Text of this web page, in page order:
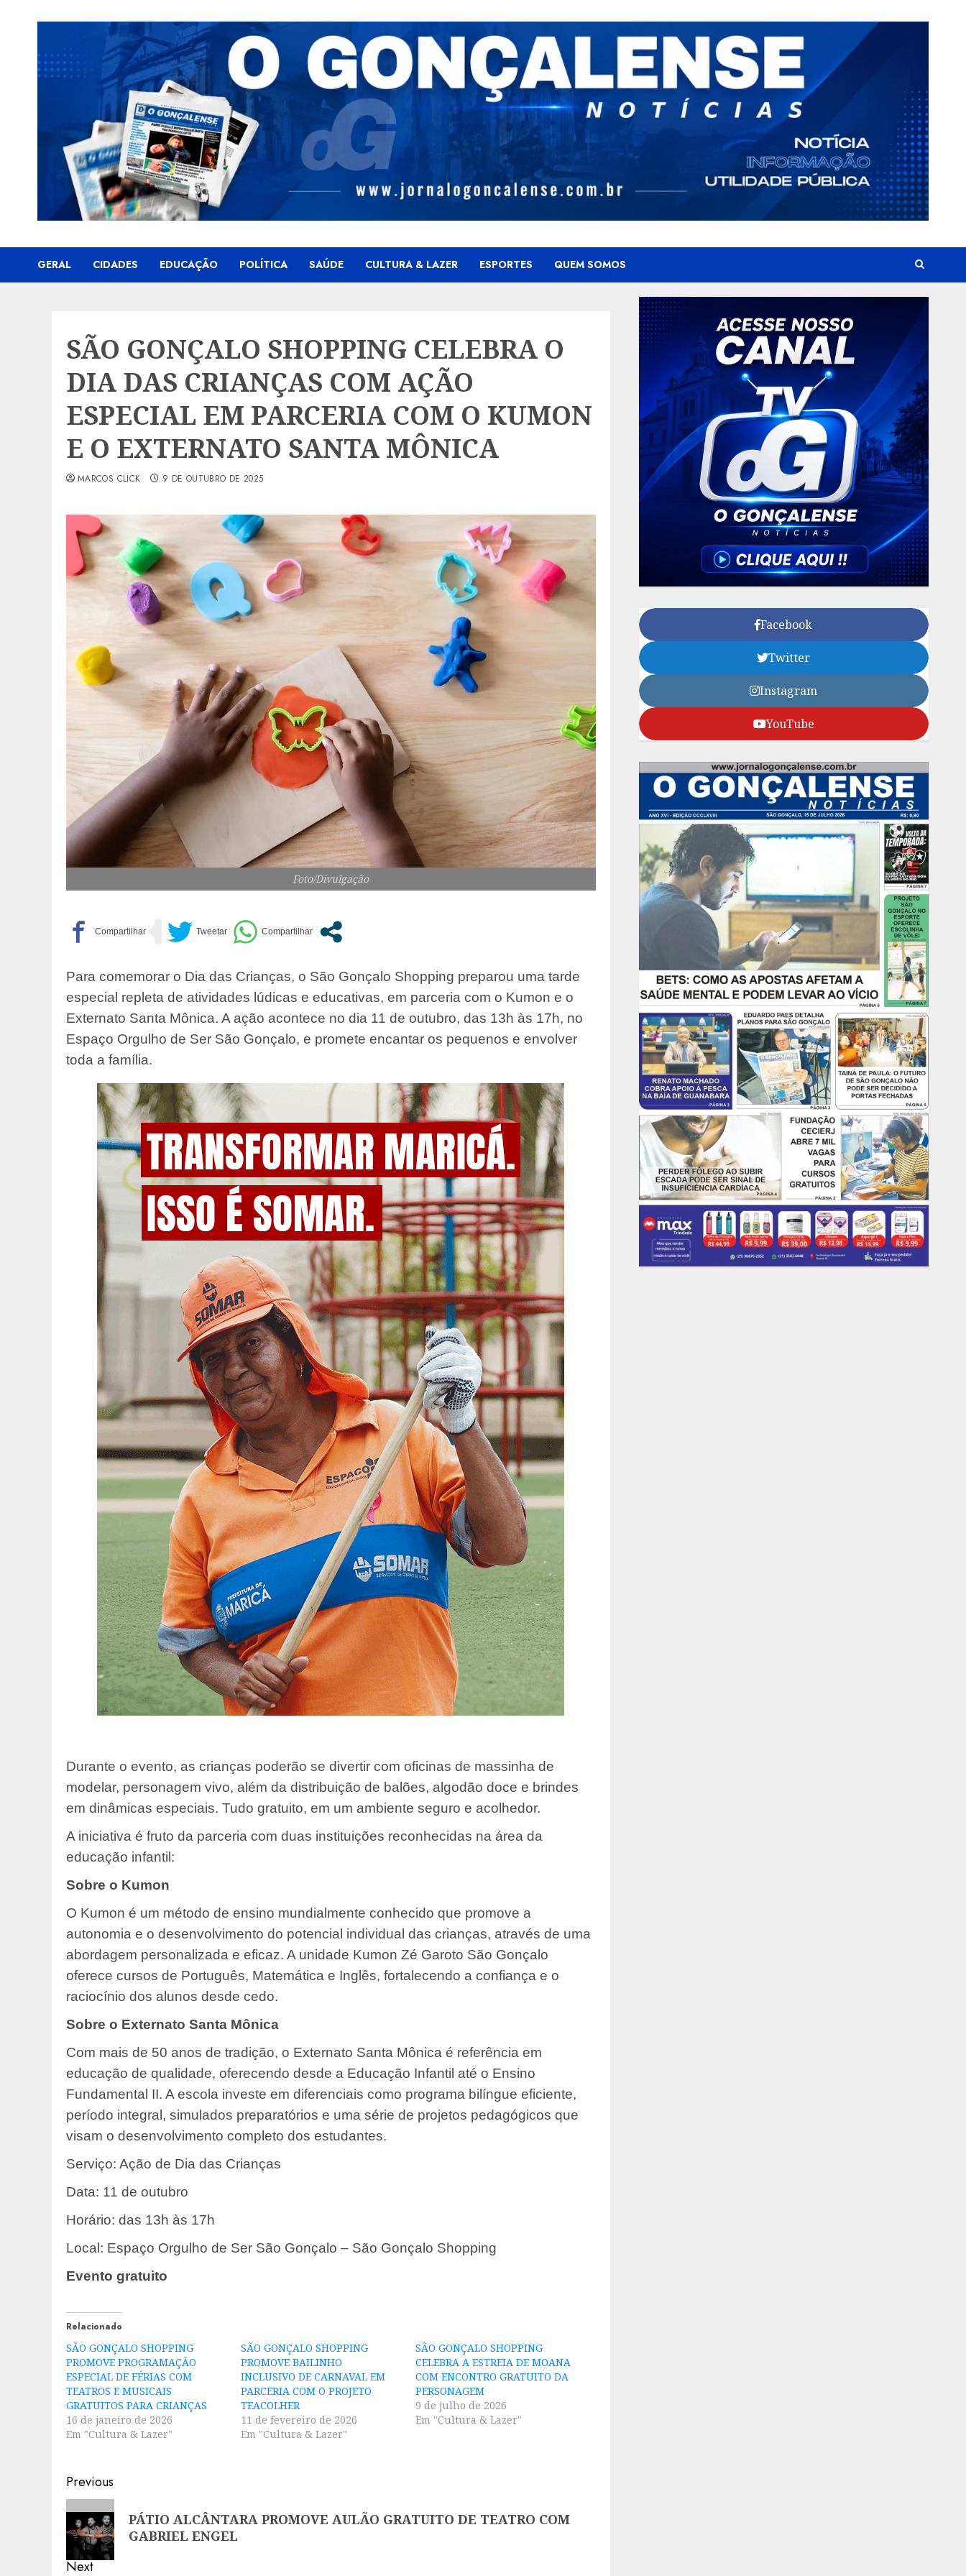
GERAL CIDADES EDUCAÇÃO POLÍTICA SAÚDE CULTURA & LAZER ESPORTES QUEM SOMOS
SÃO GONÇALO SHOPPING CELEBRA O
DIA DAS CRIANÇAS COM AÇÃO
ESPECIAL EM PARCERIA COM O KUMON
E O EXTERNATO SANTA MÔNICA
MARCOS CLICK 9 DE OUTUBRO DE 2025
Foto/Divulgação
Para comemorar o Dia das Crianças, o São Gonçalo Shopping preparou uma tarde
especial repleta de atividades lúdicas e educativas, em parceria com o Kumon e o
Externato Santa Mônica. A ação acontece no dia 11 de outubro, das 13h às 17h, no
Espaço Orgulho de Ser São Gonçalo, e promete encantar os pequenos e envolver
toda a família.
Durante o evento, as crianças poderão se divertir com oficinas de massinha de
modelar, personagem vivo, além da distribuição de balões, algodão doce e brindes
em dinâmicas especiais. Tudo gratuito, em um ambiente seguro e acolhedor.
A iniciativa é fruto da parceria com duas instituições reconhecidas na área da
educação infantil:
Sobre o Kumon
O Kumon é um método de ensino mundialmente conhecido que promove a
autonomia e o desenvolvimento do potencial individual das crianças, através de uma
abordagem personalizada e eficaz. A unidade Kumon Zé Garoto São Gonçalo
oferece cursos de Português, Matemática e Inglês, fortalecendo a confiança e o
raciocínio dos alunos desde cedo.
Sobre o Externato Santa Mônica
Com mais de 50 anos de tradição, o Externato Santa Mônica é referência em
educação de qualidade, oferecendo desde a Educação Infantil até o Ensino
Fundamental II. A escola investe em diferenciais como programa bilíngue eficiente,
período integral, simulados preparatórios e uma série de projetos pedagógicos que
visam o desenvolvimento completo dos estudantes.
Serviço: Ação de Dia das Crianças
Data: 11 de outubro
Horário: das 13h às 17h
Local: Espaço Orgulho de Ser São Gonçalo – São Gonçalo Shopping
Evento gratuito
Relacionado
SÃO GONÇALO SHOPPING
PROMOVE PROGRAMAÇÃO
ESPECIAL DE FÉRIAS COM
TEATROS E MUSICAIS
GRATUITOS PARA CRIANÇAS
16 de janeiro de 2026
Em "Cultura & Lazer"
SÃO GONÇALO SHOPPING
PROMOVE BAILINHO
INCLUSIVO DE CARNAVAL EM
PARCERIA COM O PROJETO
TEACOLHER
11 de fevereiro de 2026
Em "Cultura & Lazer"
SÃO GONÇALO SHOPPING
CELEBRA A ESTREIA DE MOANA
COM ENCONTRO GRATUITO DA
PERSONAGEM
9 de julho de 2026
Em "Cultura & Lazer"
Post
navigation
Previous
Previous
post:
PÁTIO ALCÂNTARA PROMOVE AULÃO GRATUITO DE TEATRO COM
GABRIEL ENGEL
Next
Facebook
Twitter
Instagram
YouTube